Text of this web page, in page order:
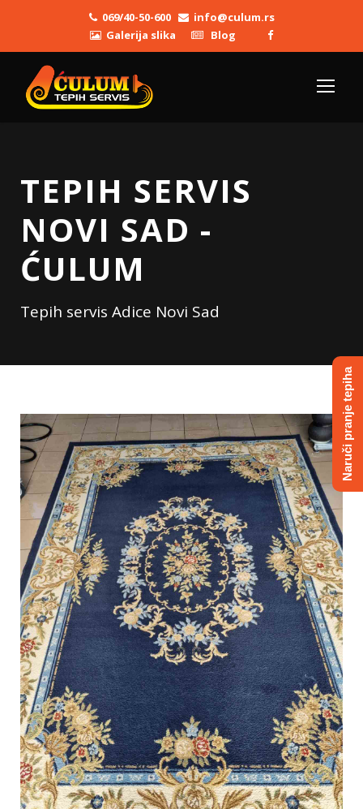
069/40-50-600
info@culum.rs
Galerija slika
Blog
TEPIH SERVIS
NOVI SAD -
ĆULUM
Tepih servis Adice Novi Sad
Naruči pranje tepiha